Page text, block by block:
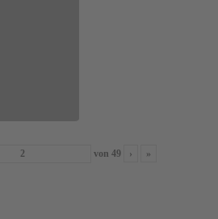
von 49 › »